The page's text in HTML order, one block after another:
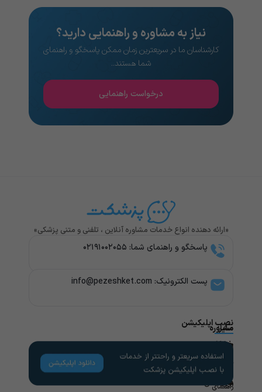
نیاز به مشاوره و راهنمایی دارید؟
کارشناسان ما در سریعترین زمان ممکن پاسخگو و راهنمای
شما هستند..
درخواست راهنمایی
«ارائه دهنده انواع خدمات مشاوره آنلاین ، تلفنی و متنی پزشکی»
پاسخگو و راهنمای شما: ۰۲۱۹۱۰۰۲۰۵۵
پست الکترونیک: info@pezeshket.com​
مشاوره
پزشکی
تخصص
های
سایر
خدمات
مشاوره
روانشناسی
راهنمای
کاربران
راهنمای
لینک
های
مفید
نصب اپلیکیشن